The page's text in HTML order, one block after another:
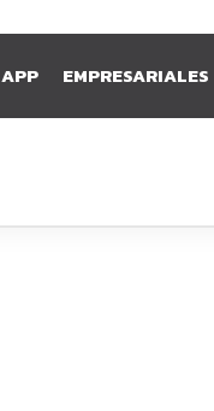
APP EMPRESARIALES